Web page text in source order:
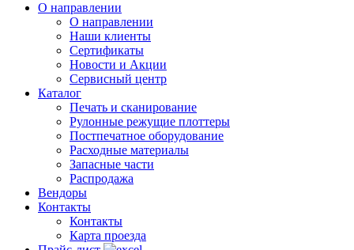
О направлении
О направлении
Наши клиенты
Сертификаты
Новости и Акции
Сервисный центр
Каталог
Печать и сканирование
Рулонные режущие плоттеры
Постпечатное оборудование
Расходные материалы
Запасные части
Распродажа
Вендоры
Контакты
Контакты
Карта проезда